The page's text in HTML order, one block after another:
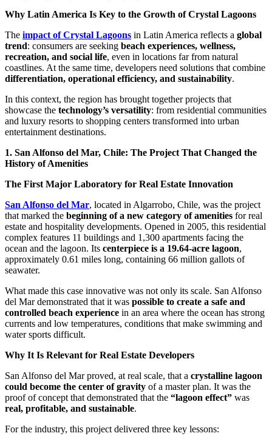
Why Latin America Is Key to the Growth of Crystal Lagoons
The impact of Crystal Lagoons in Latin America reflects a global
trend: consumers are seeking beach experiences, wellness,
recreation, and social life, even in locations far from natural
coastlines. At the same time, developers need solutions that combine
differentiation, operational efficiency, and sustainability.
In this context, the region has brought together projects that
showcase the technology’s versatility: from residential communities
and luxury resorts to shopping centers transformed into urban
entertainment destinations.
1. San Alfonso del Mar, Chile: The Project That Changed the
History of Amenities
The First Major Laboratory for Real Estate Innovation
San Alfonso del Mar, located in Algarrobo, Chile, was the project
that marked the beginning of a new category of amenities for real
estate and hospitality developments. Opened in 2005, this residential
complex features 11 buildings and 1,300 apartments facing the
ocean and the lagoon. Its centerpiece is a 19.64-acre lagoon,
approximately 0.61 miles long, containing 66 million gallots of
seawater.
What made this case innovative was not only its scale. San Alfonso
del Mar demonstrated that it was possible to create a safe and
controlled beach experience in an area where the ocean has strong
currents and low temperatures, conditions that make swimming and
water sports difficult.
Why It Is Relevant for Real Estate Developers
San Alfonso del Mar proved, at real scale, that a crystalline lagoon
could become the center of gravity of a master plan. It was the
proof of concept that demonstrated that the “lagoon effect” was
real, profitable, and sustainable.
For the industry, this project delivered three key lessons: